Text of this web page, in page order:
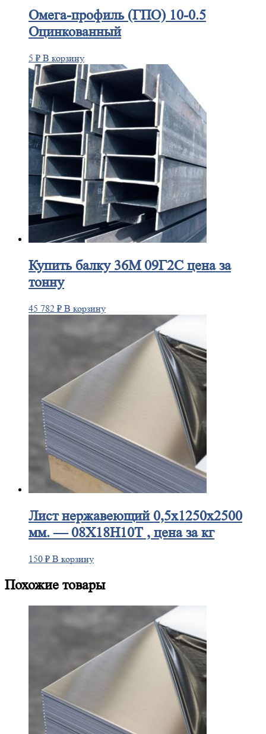
Омега-профиль(ГПО) 10-0.5
Оцинкованный
5 ₽ В корзину
Купитьбалку 36М 09Г2С цена за
тонну
45 782 ₽ В корзину
Листнержавеющий 0,5x1250x2500
мм. — 08Х18Н10Т , цена за кг
150 ₽ В корзину
Похожие товары